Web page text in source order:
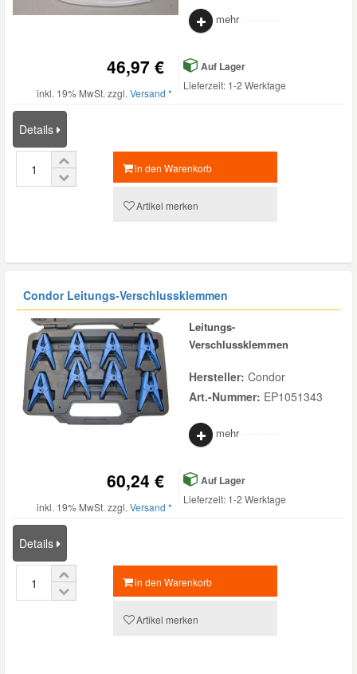
mehr
46,97 €
inkl. 19% MwSt. zzgl. Versand *
Auf Lager
Lieferzeit: 1-2 Werktage
Details
in den Warenkorb
Artikel merken
Condor Leitungs-Verschlussklemmen
Leitungs-
Verschlussklemmen
Hersteller: Condor
Art.-Nummer: EP1051343
mehr
60,24 €
inkl. 19% MwSt. zzgl. Versand *
Auf Lager
Lieferzeit: 1-2 Werktage
Details
in den Warenkorb
Artikel merken